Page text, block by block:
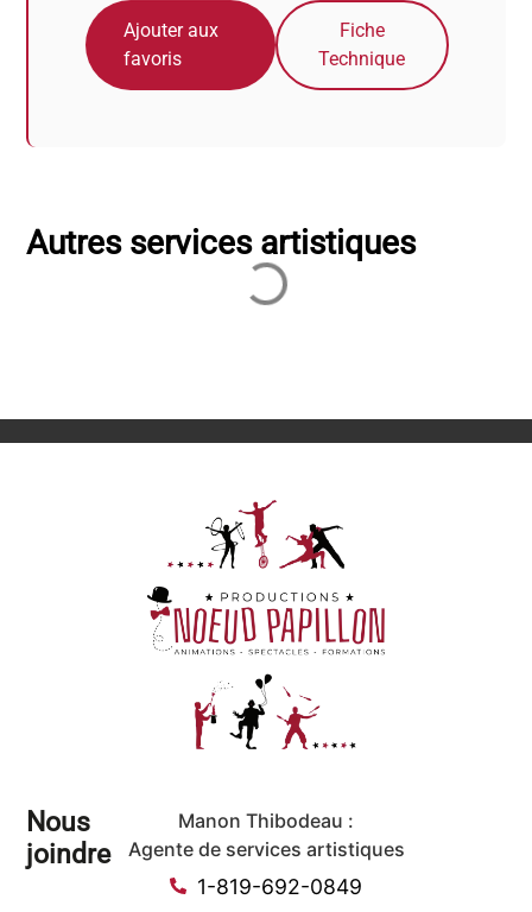
Ajouter aux
favoris
Fiche
Technique
Autres services artistiques
Nous
joindre
Manon Thibodeau :
Agente de services artistiques
1-819-692-0849